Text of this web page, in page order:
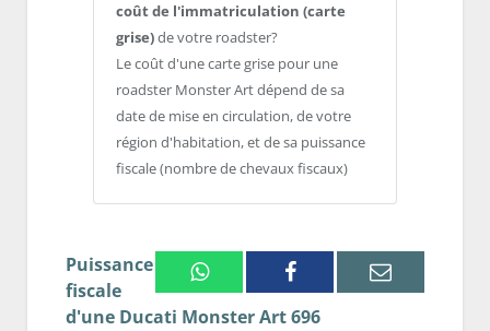
coût de l'immatriculation (carte
grise)de votre roadster?
Le coût d'une carte grise pour une
roadster Monster Art dépend de sa
date de mise en circulation, de votre
région d'habitation, et de sa puissance
fiscale (nombre de chevaux fiscaux)
WhatsappFacebook Email
Puissance
fiscale
d'une Ducati Monster Art 696